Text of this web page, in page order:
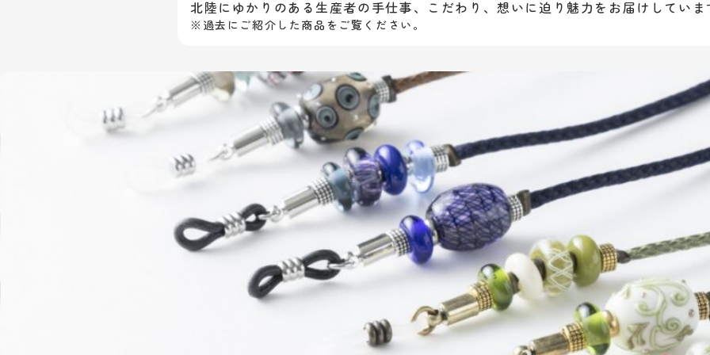
北陸にゆかりのある生産者の手仕事、こだわり、想いに迫り魅力をお届けしていま
※過去にご紹介した商品をご覧ください。